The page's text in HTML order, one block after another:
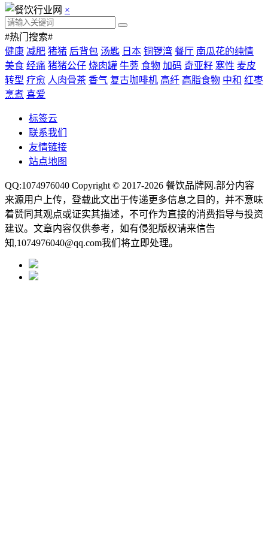
×
#热门搜索#
健康 减肥 猪猪 后背包 汤匙 日本 铜锣湾 餐厅 南瓜花的纯情
美食 经痛 猪猪公仔 烧肉罐 牛蒡 食物 加码 奇亚籽 寒性 麦皮
转型 疗愈 人肉骨茶 香气 复古咖啡机 高纤 高脂食物 中和 红枣
烹煮 喜爱
标签云
联系我们
友情链接
站点地图
QQ:1074976040 Copyright © 2017-2026 餐饮品牌网 .部分内容
来源用户上传，登载此文出于传递更多信息之目的，并不意味
着赞同其观点或证实其描述，不可作为直接的消费指导与投资
建议。文章内容仅供参考，如有侵犯版权请来信告
知,1074976040@qq.com我们将立即处理。